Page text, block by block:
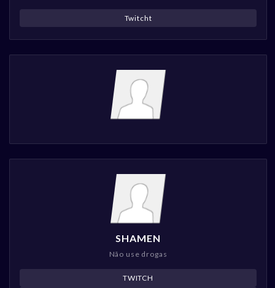
Twitcht
SHAMEN
Não use drogas
TWITCH